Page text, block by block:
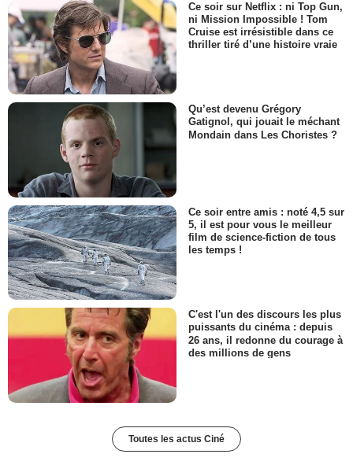
Ce soir sur Netflix : ni Top Gun,
ni Mission Impossible ! Tom
Cruise est irrésistible dans ce
thriller tiré d’une histoire vraie
Qu’est devenu Grégory
Gatignol, qui jouait le méchant
Mondain dans Les Choristes ?
Ce soir entre amis : noté 4,5 sur
5, il est pour vous le meilleur
film de science-fiction de tous
les temps !
C'est l'un des discours les plus
puissants du cinéma : depuis
26 ans, il redonne du courage à
des millions de gens
Toutes les actus Ciné